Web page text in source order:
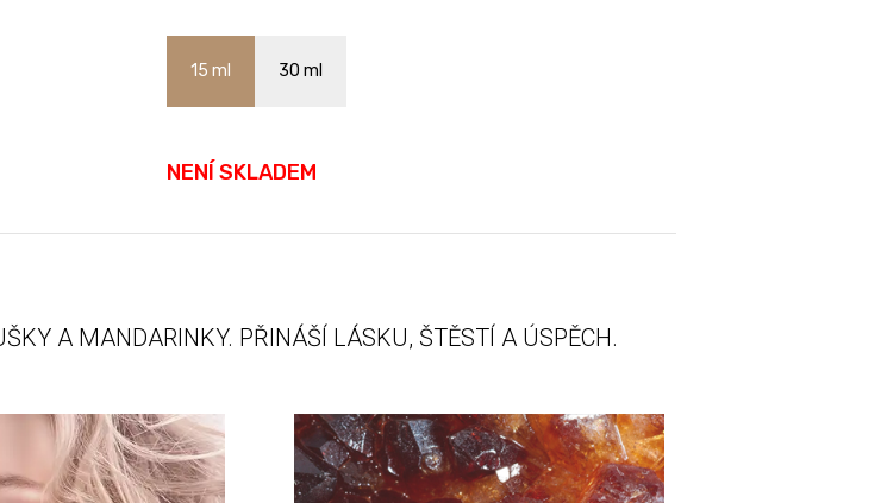
15 ml 30 ml
NENÍ SKLADEM
A MANDARINKY. PŘINÁŠÍ LÁSKU, ŠTĚSTÍ A ÚSPĚCH.